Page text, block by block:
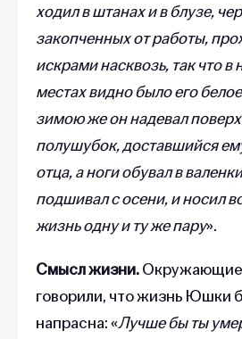
ходил в штанах и в блузе,
закопченных от работы,
искрами насквозь, так что в
местах видно было его
зимою же он надевал
полушубок, доставшийся
отца, а ноги обувал в
подшивал с осени, и носил
жизнь одну и ту же пару».
Смысл жизни.Окружающие
говорили, что жизнь Юшки
напрасна: «Лучше бы ты